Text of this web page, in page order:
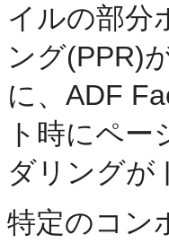
イルの部分
ング(PPR)
に、ADF
ト時にペ
ダリングが
特定のコン